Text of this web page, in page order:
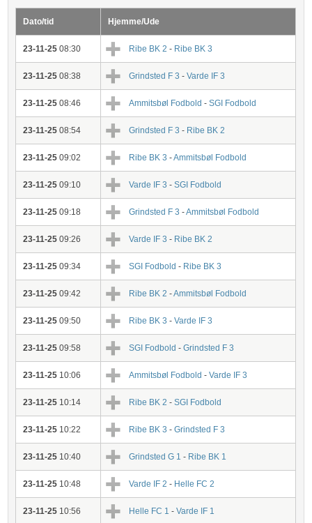
Dato/tid Hjemme/Ude
23-11-25 08:30 Ribe BK 2 - Ribe BK 3
23-11-25 08:38 Grindsted F 3 -Varde IF 3
23-11-25 08:46 Ammitsbøl Fodbold -SGI Fodbold
23-11-25 08:54 Grindsted F 3 - Ribe BK 2
23-11-25 09:02 Ribe BK 3 -Ammitsbøl Fodbold
23-11-25 09:10 Varde IF 3 -SGI Fodbold
23-11-25 09:18 Grindsted F 3 -Ammitsbøl Fodbold
23-11-25 09:26 Varde IF 3 - Ribe BK 2
23-11-25 09:34 SGI Fodbold - Ribe BK 3
23-11-25 09:42 Ribe BK 2 -Ammitsbøl Fodbold
23-11-25 09:50 Ribe BK 3 -Varde IF 3
23-11-25 09:58 SGI Fodbold -Grindsted F 3
23-11-25 10:06 Ammitsbøl Fodbold -Varde IF 3
23-11-25 10:14 Ribe BK 2 -SGI Fodbold
23-11-25 10:22 Ribe BK 3 -Grindsted F 3
23-11-25 10:40 Grindsted G 1 - Ribe BK 1
23-11-25 10:48 Varde IF 2 - Helle FC 2
23-11-25 10:56 Helle FC 1 -Varde IF 1